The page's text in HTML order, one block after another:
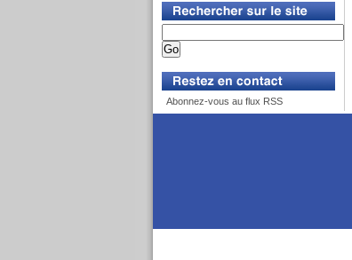
Abonnez-vous au flux RSS